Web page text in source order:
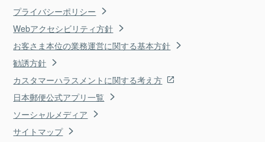
プライバシーポリシー
Webアクセシビリティ方針
お客さま本位の業務運営に関する基本方針
勧誘方針
カスタマーハラスメントに関する考え方
日本郵便公式アプリ一覧
ソーシャルメディア
サイトマップ